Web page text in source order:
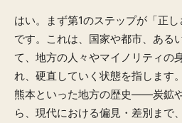
はい。まず第1のステップが「正し
です。これは、国家や都市、ある
て、地方の人々やマイノリティの
れ、硬直していく状態を指します
熊本といった地方の歴史——炭鉱
ら、現代における偏見・差別まで